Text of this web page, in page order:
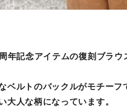
年記念アイテムの復刻ブラウ
ベルトのバックルがモチーフ
大人な柄になっています。